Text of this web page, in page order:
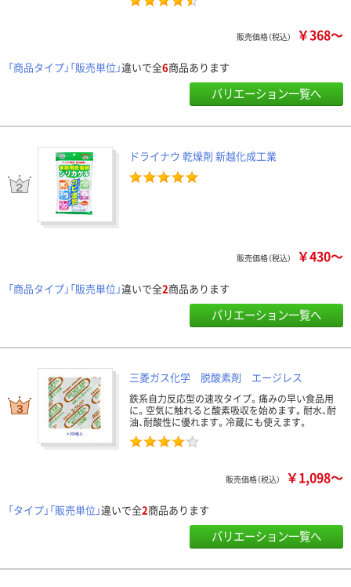
販売価格（税込） ￥368～
「商品タイプ」「販売単位」違いで全6商品あります
バリエーション一覧へ
ドライナウ 乾燥剤 新越化成工業
販売価格（税込） ￥430～
「商品タイプ」「販売単位」違いで全2商品あります
バリエーション一覧へ
三菱ガス化学 脱酸素剤 エージレス
鉄系自力反応型の速攻タイプ。痛みの早い食品用
に。空気に触れると酸素吸収を始めます。耐水、耐
油、耐酸性に優れます。冷蔵にも使えます。
販売価格（税込） ￥1,098～
「タイプ」「販売単位」違いで全2商品あります
バリエーション一覧へ